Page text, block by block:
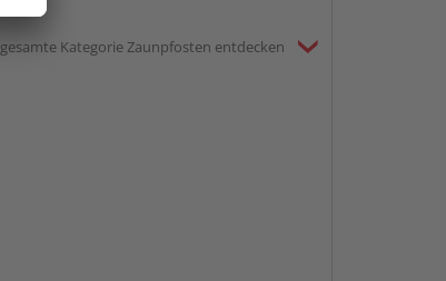
gesamte Kategorie Zaunpfosten entdecken